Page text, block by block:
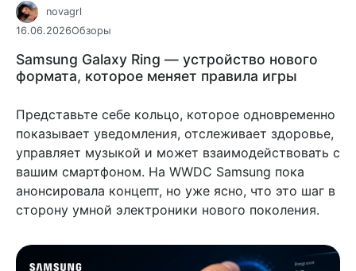
novagrl
16.06.2026Обзоры
Samsung Galaxy Ring — устройство нового
формата, которое меняет правила игры
Представьте себе кольцо, которое одновременно
показывает уведомления, отслеживает здоровье,
управляет музыкой и может взаимодействовать с
вашим смартфоном. На WWDC Samsung пока
анонсировала концепт, но уже ясно, что это шаг в
сторону умной электроники нового поколения.